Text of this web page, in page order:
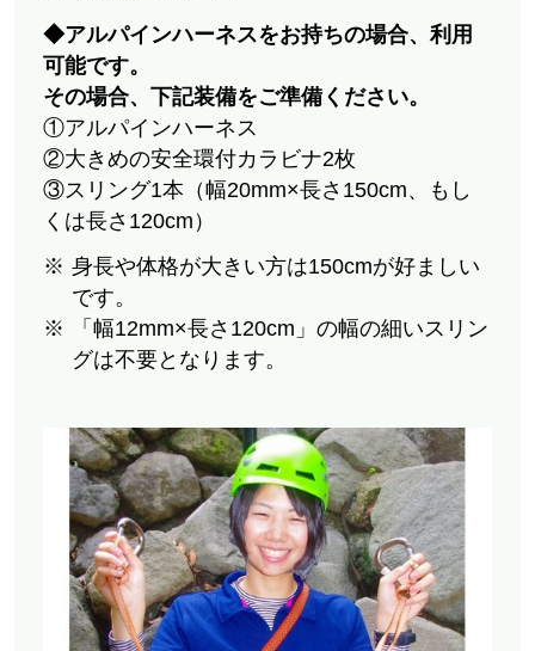
◆アルパインハーネスをお持ちの場合、利用
可能です。
その場合、下記装備をご準備ください。
①アルパインハーネス
②大きめの安全環付カラビナ2枚
③スリング1本（幅20mm×長さ150cm、もし
くは長さ120cm）
身長や体格が大きい方は150cmが好ましい
です。
「幅12mm×長さ120cm」の幅の細いスリン
グは不要となります。